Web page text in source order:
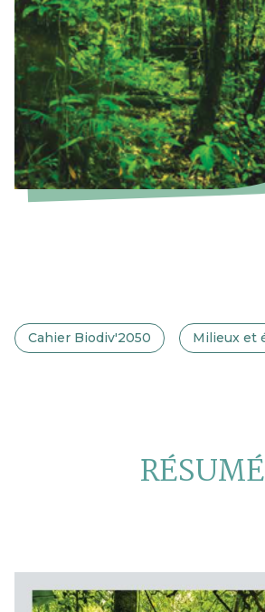
Cahier Biodiv'2050 Milieux et
RÉSUMÉ